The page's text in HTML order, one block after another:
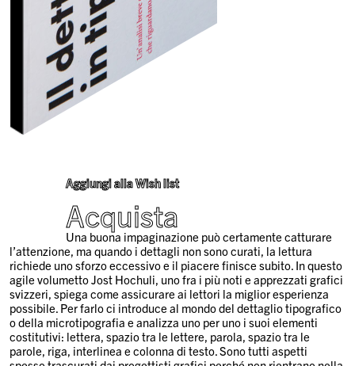
Aggiungi alla Wish list
Acquista
Una buona impaginazione può certamente catturare
l’attenzione, ma quando i dettagli non sono curati, la lettura
richiede uno sforzo eccessivo e il piacere finisce subito. In questo
agile volumetto Jost Hochuli, uno fra i più noti e apprezzati grafici
svizzeri, spiega come assicurare ai lettori la miglior esperienza
possibile. Per farlo ci introduce al mondo del dettaglio tipografico
o della microtipografia e analizza uno per uno i suoi elementi
costitutivi: lettera, spazio tra le lettere, parola, spazio tra le
parole, riga, interlinea e colonna di testo. Sono tutti aspetti